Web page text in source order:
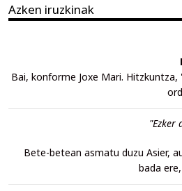
Azken iruzkinak
Bai, konforme Joxe Mari. Hitzkuntza,
"Ezker
Bete-betean asmatu duzu Asier,
bada